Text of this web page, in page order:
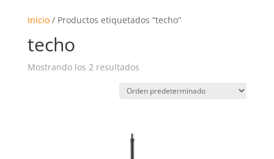
Inicio/ Productos etiquetados “techo”
techo
Mostrando los 2 resultados